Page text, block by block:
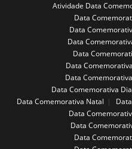
Atividade Data
Data
Data
Data
Data
Data
Data
Data Comemorativa
Data Comemorativa Natal
Data
Data
Data